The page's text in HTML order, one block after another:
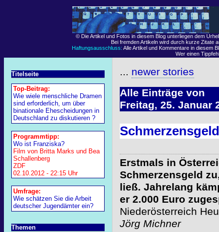
© Die Artikel und Fotos in diesem Blog unterliegen dem
Bei fremden Artikeln wird durch kurze Zitate
Haftungsausschluss: Alle Artikel und Kommentare in diesem
Wer einen
Titelseite
Top-Beitrag:
Wie wiele menschliche Dramen
sind erforderlich, um über
binationale Ehescheidungen in
Deutschland zu diskutieren ?
Programmtipp:
Wo ist Franziska?
Film von Britta Marks und Bea
Schallenberg
ZDF
02.10.2012 - 22:15 Uhr
Umfrage:
Wie schätzen Sie die Arbeit
deutscher Jugendämter ein?
Themen
... newer stories
Alle Einträge von
Freitag, 25. Januar
Erstmals in
Schmerzensgeld
ließ. Jahrelang
er 2.000 Euro
Niederösterreich
Jörg Michner